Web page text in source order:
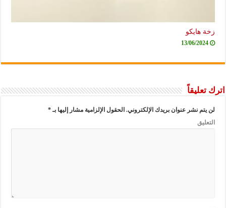
زخة هايكو
13/06/2024
اترك تعليقاً
لن يتم نشر عنوان بريدك الإلكتروني. الحقول الإلزامية مشار إليها بـ*
التعليق